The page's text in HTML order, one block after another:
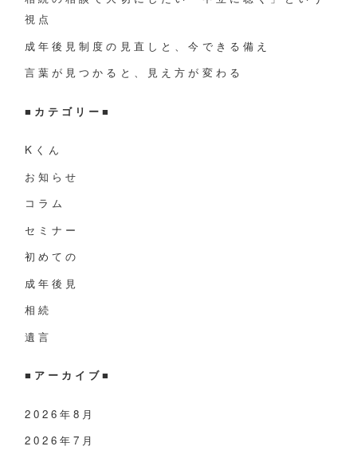
視点
成年後見制度の見直しと、今できる備え
言葉が見つかると、見え方が変わる
■ カテゴリー■
Kくん
お知らせ
コラム
セミナー
初めての
成年後見
相続
遺言
■アーカイブ■
2026年8月
2026年7月